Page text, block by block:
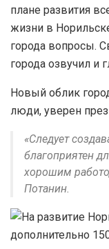
плане развития
жизни в
города вопросы.
города озвучил и
Новый облик
люди, уверен
«Следует
благоприятен
хорошим
Потанин.